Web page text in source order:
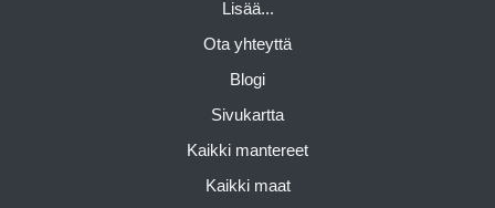
Lisää...
Ota yhteyttä
Blogi
Sivukartta
Kaikki mantereet
Kaikki maat